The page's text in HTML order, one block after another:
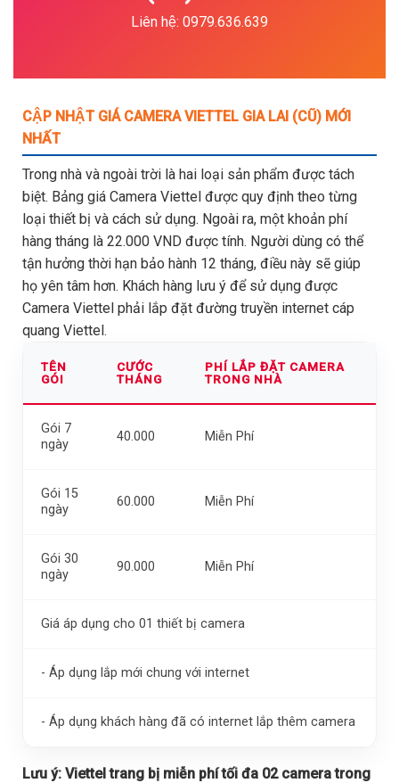
Liên hệ: 0979.636.639
CẬP NHẬT GIÁ CAMERA VIETTEL GIA LAI (CŨ) MỚI
NHẤT
Trong nhà và ngoài trời là hai loại sản phẩm được tách
biệt. Bảng giá Camera Viettel được quy định theo từng
loại thiết bị và cách sử dụng. Ngoài ra, một khoản phí
hàng tháng là 22.000 VND được tính. Người dùng có thể
tận hưởng thời hạn bảo hành 12 tháng, điều này sẽ giúp
họ yên tâm hơn. Khách hàng lưu ý để sử dụng được
Camera Viettel phải lắp đặt đường truyền internet cáp
quang Viettel.
TÊN
GÓI
CƯỚC
THÁNG
PHÍ LẮP ĐẶT CAMERA
TRONG NHÀ
Gói 7
ngày
40.000 Miễn Phí
Gói 15
ngày
60.000 Miễn Phí
Gói 30
ngày
90.000 Miễn Phí
Giá áp dụng cho 01 thiết bị camera
- Áp dụng lắp mới chung với internet
- Áp dụng khách hàng đã có internet lắp thêm camera
Lưu ý: Viettel trang bị miễn phí tối đa 02 camera trong